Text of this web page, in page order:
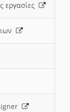
εργασίες